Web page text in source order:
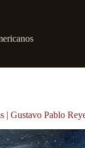
| Gustavo Pablo